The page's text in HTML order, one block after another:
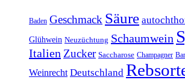
Baden Geschmack Säure
Glühwein Neuzüchtung Schaumwein
Italien Zucker Saccharose Champagner
Weinrecht Deutschland